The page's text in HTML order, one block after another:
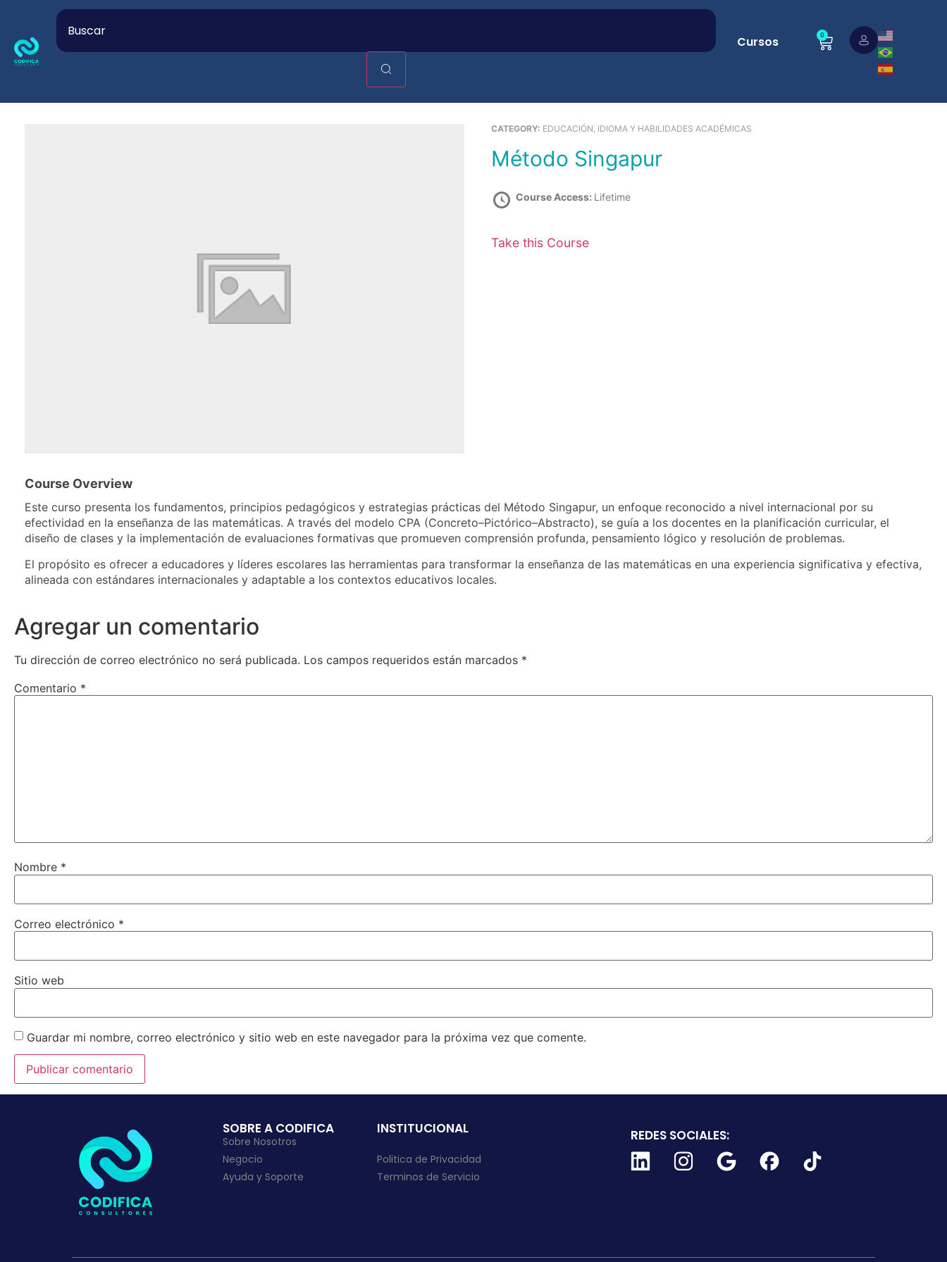
Cursos 0
CATEGORY: EDUCACIÓN, IDIOMA Y HABILIDADES ACADÉMICAS
Método Singapur
Course Access: Lifetime
Take this Course
Course Overview
Este curso presenta los fundamentos, principios pedagógicos y estrategias prácticas del Método Singapur, un enfoque reconocido a nivel internacional por su
efectividad en la enseñanza de las matemáticas. A través del modelo CPA (Concreto–Pictórico–Abstracto), se guía a los docentes en la planificación curricular, el
diseño de clases y la implementación de evaluaciones formativas que promueven comprensión profunda, pensamiento lógico y resolución de problemas.
El propósito es ofrecer a educadores y líderes escolares las herramientas para transformar la enseñanza de las matemáticas en una experiencia significativa y efectiva,
alineada con estándares internacionales y adaptable a los contextos educativos locales.
Agregar un comentario
Tu dirección de correo electrónico no será publicada. Los campos requeridos están marcados *
Comentario *
Nombre *
Correo electrónico *
Sitio web
Guardar mi nombre, correo electrónico y sitio web en este navegador para la próxima vez que comente.
SOBRE A CODIFICA
Sobre Nosotros
Negocio
Ayuda y Soporte
INSTITUCIONAL
Politica de Privacidad
Terminos de Servicio
REDES SOCIALES: